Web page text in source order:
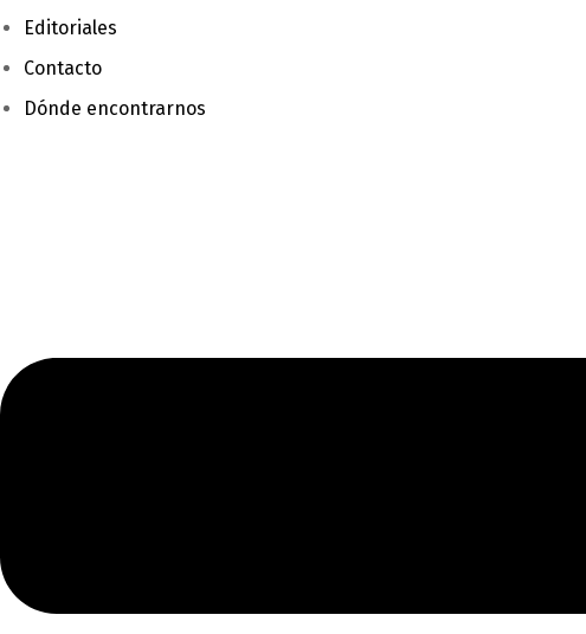
Editoriales
Contacto
Dónde encontrarnos